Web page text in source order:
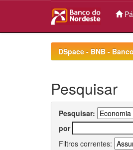
DSpace - BNB -
Pesquisar
Pesquisar:
por
Filtros correntes: